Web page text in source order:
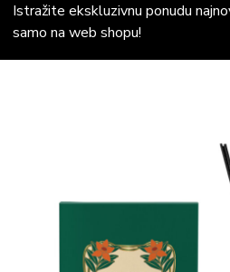
Istražite ekskluzivnu ponudu
samo na web shopu!